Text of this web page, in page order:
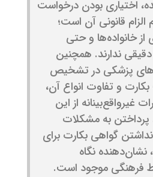
اختیاری بودن درخواست
قانونی آن است؛
خانواده‌ها و حتی
ندارند. همچنین
پزشکی در تشخیص
و تفاوت انواع آن،
غیرواقع‌بینانه از این
به مشکلات
گواهی بکارت برای
نشان‌دهنده نگاه
فرهنگی موجود است.